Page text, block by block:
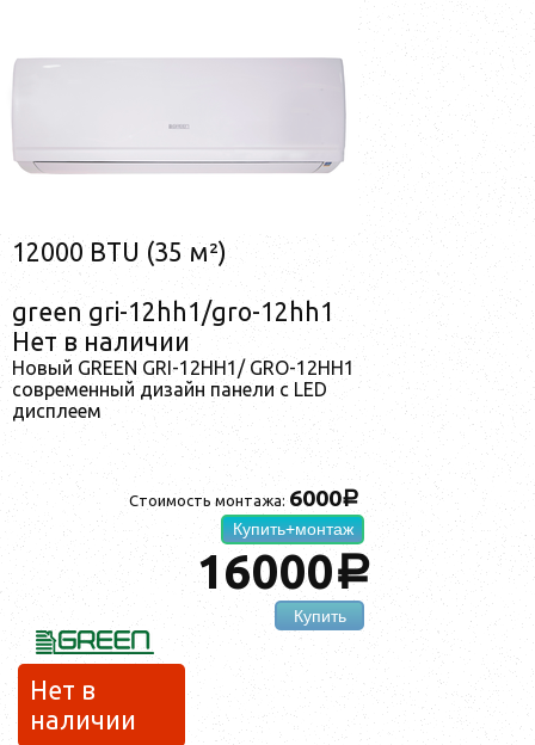
12000 BTU (35 м²)
green gri-12hh1/gro-12hh1
Нет в наличии
Новый GREEN GRI-12HH1/ GRO-12HH1
современный дизайн панели с LED
дисплеем
Стоимость монтажа:6000a
Купить+монтаж
16000a
Купить
Нет в
наличии